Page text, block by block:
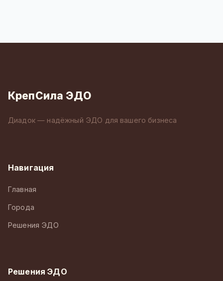
КрепСила ЭДО
Диадок — надёжный ЭДО для вашего бизнеса
Навигация
Главная
Города
Решения ЭДО
Решения ЭДО